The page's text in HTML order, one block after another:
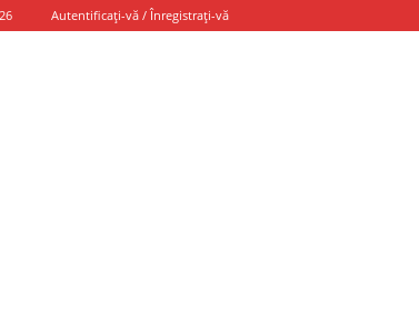
Autentificați-vă / Înregistrați-vă